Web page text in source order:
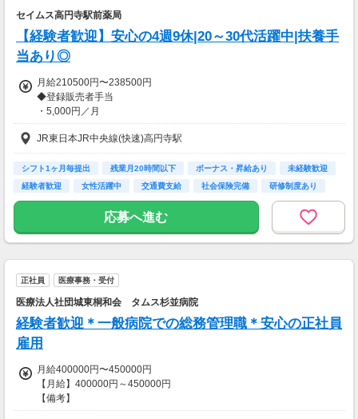
セイムス高円寺駅前薬局
【経験者歓迎】安心の4週9休|20～30代活躍中|扶養手
当あり◎
月給210500円〜238500円
◆登録販売者手当
・5,000円／月
・20,000円／月（管理者要件を満たした方）
◆扶養手当あり
・該当家族を健康保険の扶養にする場合に支給
・子：14,000円
～給与例（30代）～
・月給 23万500円～24万5,750円
JR東日本JR中央線(快速)高円寺駅
シフト1ヶ月毎提出 残業月20時間以下 ボーナス・昇給あり
未経験歓迎
経験者歓迎
女性活躍中 交通費支給 社会保険完備 研修制度あり
応募へ進む
正社員 医療事務・受付
医療法人社団城東桐和会 タムス杉並病院
経験者歓迎＊一般病院での総務管理職＊安心の正社員
雇用
月給400000円〜450000円
【月給】400000円～450000円
【備考】
年収：480万～540万